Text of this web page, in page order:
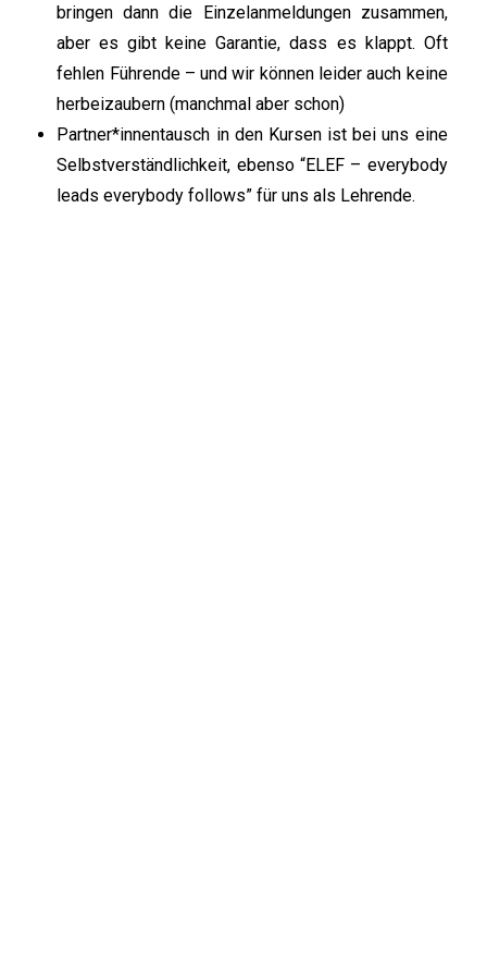
bringen dann die Einzelanmeldungen zusammen,
aber es gibt keine Garantie, dass es klappt. Oft
fehlen Führende – und wir können leider auch keine
herbeizaubern (manchmal aber schon)
Partner*innentausch in den Kursen ist bei uns eine
Selbstverständlichkeit, ebenso “ELEF – everybody
leads everybody follows” für uns als Lehrende.